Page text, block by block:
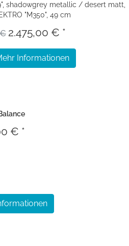
shadowgrey metallic / desert matt,
"M350", 49 cm
2.475,00 € *
Informationen
€ *